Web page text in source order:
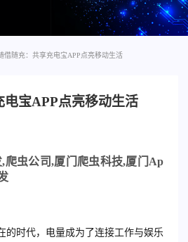
随借随充：共享充电宝APP点亮移动生活
电宝APP点亮移动生活
,爬虫公司,厦门爬虫科技,厦门 Ap
的时代，电量成为了连接工作与娱乐